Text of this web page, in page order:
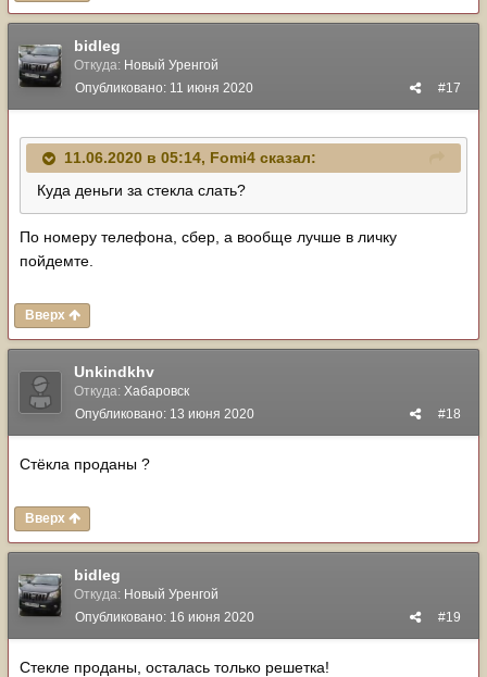
bidleg
Откуда: Новый Уренгой
#17
Опубликовано: 11 июня 2020
11.06.2020 в 05:14, Fomi4 сказал:
Куда деньги за стекла слать?
По номеру телефона, сбер, а вообще лучше в личку
пойдемте.
Вверх
Unkindkhv
Откуда: Хабаровск
#18
Опубликовано: 13 июня 2020
Стёкла проданы ?
Вверх
bidleg
Откуда: Новый Уренгой
#19
Опубликовано: 16 июня 2020
Стекле проданы, осталась только решетка!